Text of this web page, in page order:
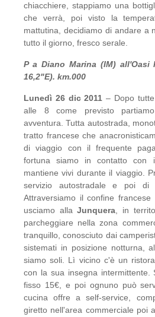
chiacchiere, stappiamo una
che verrà, poi visto la
mattutina, decidiamo di andare a
tutto il giorno, fresco serale.
P a Diano Marina (IM) all'Oasi
16,2"E). km.000
Lunedì 26 dic 2011 – Dopo
alle 8 come previsto
avventura. Tutta autostrada,
tratto francese che
di viaggio con il frequente
fortuna siamo in contatto con
mantiene vivi durante il viaggio.
servizio autostradale e poi di
Attraversiamo il confine
usciamo alla Junquera , in
parcheggiare nella zona
tranquillo, conosciuto dai
sistemati in posizione notturna,
siamo soli. Lì vicino c'è un
con la sua insegna intermittente.
fisso 15€, e poi ognuno può
cucina offre a self-service,
giretto nell'area commerciale poi